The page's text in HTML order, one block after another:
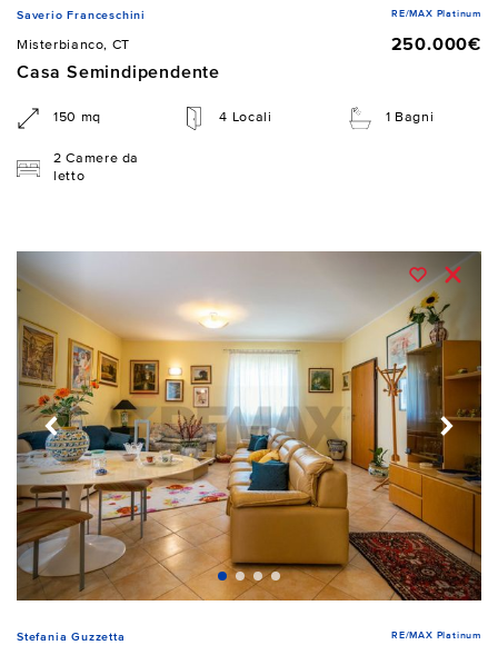
Saverio Franceschini RE/MAX Platinum
Misterbianco, CT
250.000€
Casa Semindipendente
150 mq 4 Locali 1 Bagni
2 Camere da
letto
Stefania Guzzetta RE/MAX Platinum